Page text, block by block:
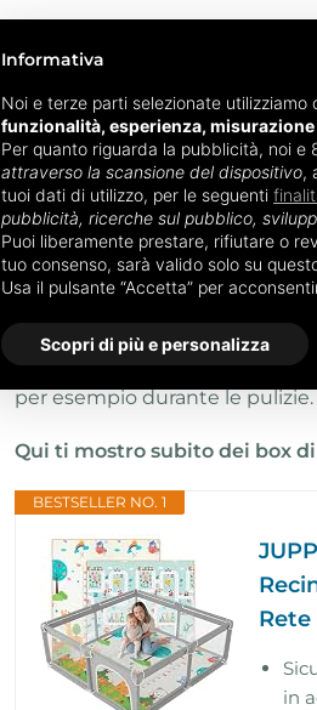
Informativa
Noi e terze parti selezionate
funzionalità, esperienza,
Per quanto riguarda la pubblicità, noi e
attraverso la scansione del dispositivo,
tuoi dati di utilizzo, per le seguenti
pubblicità, ricerche sul pubblico,
Puoi liberamente prestare, rifiutare o
tuo consenso, sarà valido solo su
Usa il pulsante “Accetta” per
Scopri di più e personalizza
Box neonato:
lo tiene al sicuro quando si ha
quando un bambino che
per esempio durante le pulizie.
Qui ti mostro subito dei box
BESTSELLER NO. 1
Rete
in